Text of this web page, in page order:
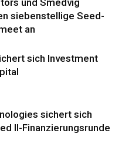
und Smedvig
siebenstellige Seed-
an
sich Investment
sichert sich
II-Finanzierungsrunde